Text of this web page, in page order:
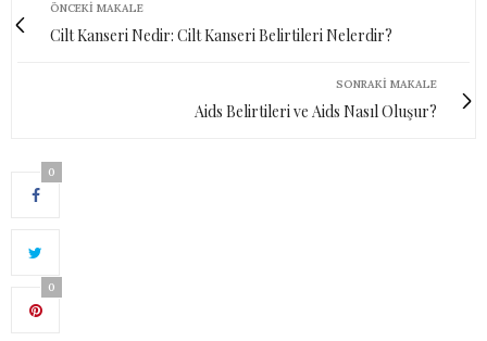
ÖNCEKI MAKALE
Cilt Kanseri Nedir: Cilt Kanseri Belirtileri Nelerdir?
SONRAKI MAKALE
Aids Belirtileri ve Aids Nasıl Oluşur?
0
0